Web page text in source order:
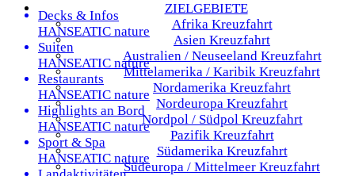
ZIELGEBIETE
Afrika Kreuzfahrt
Asien Kreuzfahrt
Australien / Neuseeland Kreuzfahrt
Mittelamerika / Karibik Kreuzfahrt
Nordamerika Kreuzfahrt
Nordeuropa Kreuzfahrt
Nordpol / Südpol Kreuzfahrt
Pazifik Kreuzfahrt
Südamerika Kreuzfahrt
Südeuropa / Mittelmeer Kreuzfahrt
Decks & Infos
HANSEATIC nature
Suiten
HANSEATIC nature
Restaurants
HANSEATIC nature
Highlights an Bord
HANSEATIC nature
Sport & Spa
HANSEATIC nature